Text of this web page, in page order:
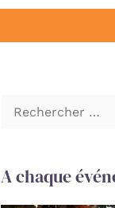
c
A chaque